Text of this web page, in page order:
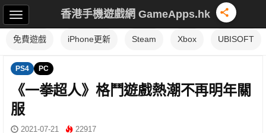
香港手機遊戲網 GameApps.hk
免費遊戲 iPhone更新 Steam Xbox UBISOFT
PS4 PC
《一拳超人》格鬥遊戲熱潮不再明年關
服
2021-07-21 22917